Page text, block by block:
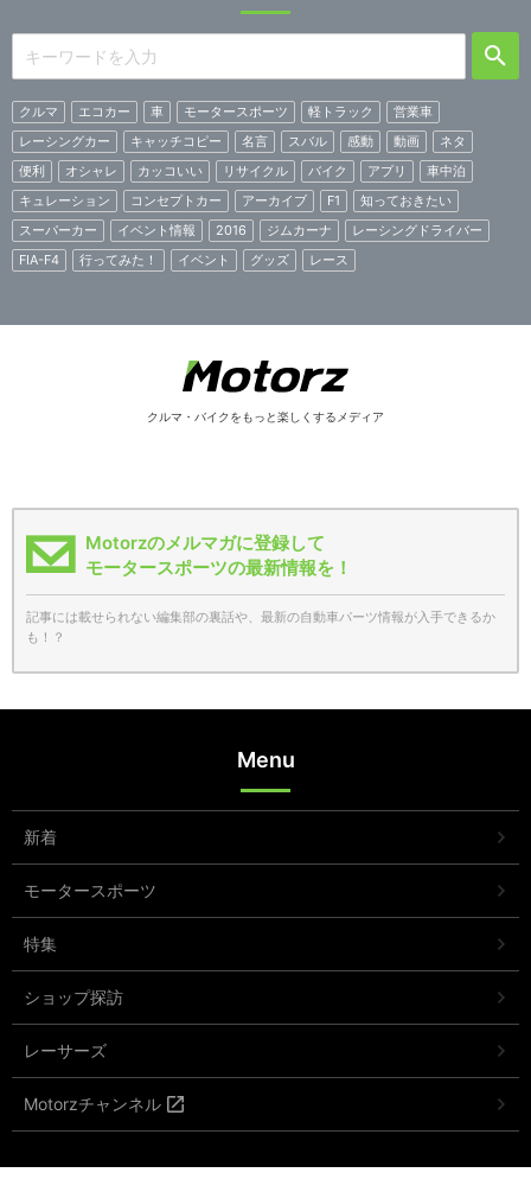
クルマ エコカー 車 モータースポーツ 軽トラック
営業車
レーシングカー
キャッチコピー 名言 スバル 感動 動画
ネタ
便利
オシャレ カッコいい リサイクル バイク アプリ
車中泊
キュレーション
コンセプトカー アーカイブ F1
知っておきたい
スーパーカー
イベント情報 2016 ジムカーナ
レーシングドライバー
FIA-F4
行ってみた！ イベント グッズ レース
クルマ・バイクをもっと楽しくするメディア
Motorzのメルマガに登録して
モータースポーツの最新情報を！
記事には載せられない編集部の裏話や、最新の自動車パーツ情報が入手できるか
も！？
Menu
新着
モータースポーツ
特集
ショップ探訪
レーサーズ
Motorzチャンネル